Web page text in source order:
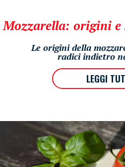
Mozzarella: origini
Le origini della
radici indietro
LEGGI